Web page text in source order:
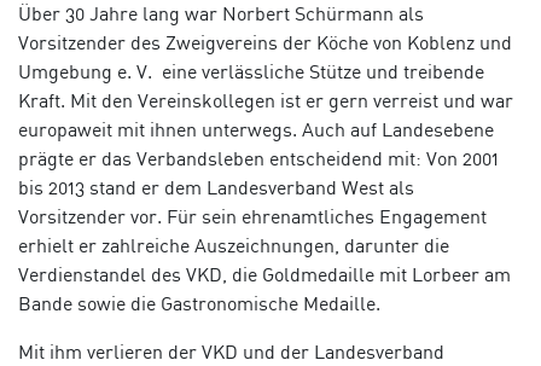
Über 30 Jahre lang war Norbert Schürmann als
Vorsitzender des Zweigvereins der Köche von Koblenz und
Umgebung e. V. eine verlässliche Stütze und treibende
Kraft. Mit den Vereinskollegen ist er gern verreist und war
europaweit mit ihnen unterwegs. Auch auf Landesebene
prägte er das Verbandsleben entscheidend mit: Von 2001
bis 2013 stand er dem Landesverband West als
Vorsitzender vor. Für sein ehrenamtliches Engagement
erhielt er zahlreiche Auszeichnungen, darunter die
Verdienstandel des VKD, die Goldmedaille mit Lorbeer am
Bande sowie die Gastronomische Medaille.
Mit ihm verlieren der VKD und der Landesverband